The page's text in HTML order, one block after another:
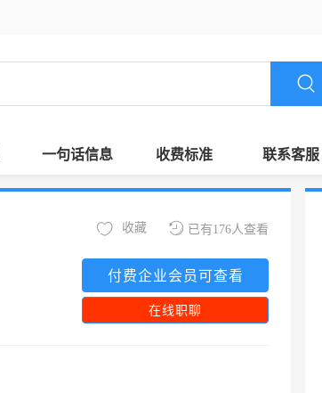
一句话信息 收费标准 联系客服
已有176人查看
收藏
付费企业会员可查看
在线职聊